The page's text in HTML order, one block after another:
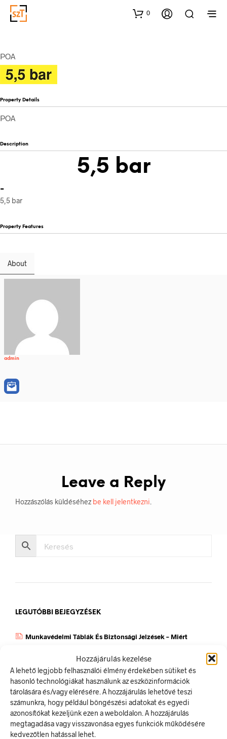
Hozzájárulás kezelése
A lehető legjobb felhasználói élmény érdekében sütiket és
hasonló technológiákat használunk az eszközinformációk
tárolására és/vagy elérésére. A hozzájárulás lehetővé teszi
számunkra, hogy például böngészési adatokat és egyedi
azonosítókat kezeljünk ezen a weboldalon. A hozzájárulás
megtagadása vagy visszavonása egyes funkciók működésére
kedvezőtlen hatással lehet.
0
POA
Property Details
POA
Description
5,5 bar
-
5,5 bar
Property Features
About
admin
Leave a Reply
Hozzászólás küldéséhez be kell jelentkezni
LEGUTÓBBI BEJEGYZÉSEK
Munkavédelmi Táblák És Biztonsági Jelzések – Miért
Jól Láthatósági Mellény: Miért Fontos, Hogyan Válaszd Ki,
És Hogyan Teheted Egyedivé?
Céges Logóval Ellátott Pólók: Az Identitás És Csapatszellem
Megtestesítői
A Biztonságos Hulladékgazdálkodás: A Hulladékgyűjtő
Jelek Fontossága